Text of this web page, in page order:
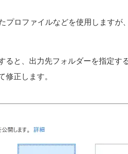
プロファイルなどを使用しますが
と、出力先フォルダーを指定す
正します。